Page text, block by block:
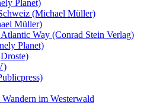
Planet)
(Michael Müller)
Müller)
Way (Conrad Stein Verlag)
Planet)
im Westerwald